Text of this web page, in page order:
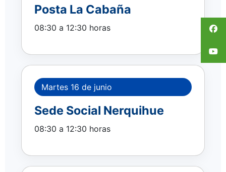
Posta La Cabaña
08:30 a 12:30 horas
Martes 16 de junio
Sede Social Nerquihue
08:30 a 12:30 horas